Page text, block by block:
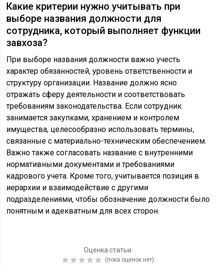
Какие критерии нужно учитывать при
выборе названия должности для
сотрудника, который выполняет функции
завхоза?
При выборе названия должности важно учесть
характер обязанностей, уровень ответственности и
структуру организации. Название должно ясно
отражать сферу деятельности и соответствовать
требованиям законодательства. Если сотрудник
занимается закупками, хранением и контролем
имущества, целесообразно использовать термины,
связанные с материально-техническим обеспечением.
Важно также согласовать название с внутренними
нормативными документами и требованиями
кадрового учета. Кроме того, учитывается позиция в
иерархии и взаимодействие с другими
подразделениями, чтобы обозначение должности было
понятным и адекватным для всех сторон.
Оценка статьи:
(пока оценок нет)